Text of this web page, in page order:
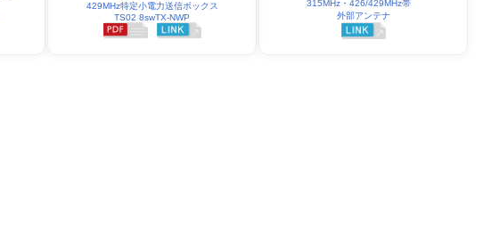
429MHz特定小電力送信ボックス
TS02 8swTX-NWP
315MHz・426/429MHz帯
外部アンテナ